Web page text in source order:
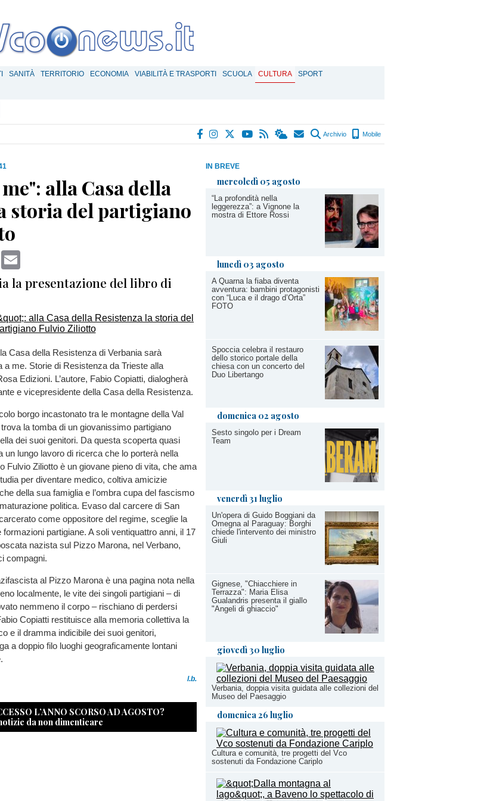
SANITÀ TERRITORIO ECONOMIA VIABILITÀ E TRASPORTI SCUOLA CULTURA
SPORT
Archivio Mobile
IN BREVE
mercoledì 05 agosto
“La profondità nella
leggerezza”: a Vignone la
mostra di Ettore Rossi
lunedì 03 agosto
A Quarna la fiaba diventa
avventura: bambini protagonisti
con “Luca e il drago d’Orta”
FOTO
Spoccia celebra il restauro
dello storico portale della
chiesa con un concerto del
Duo Libertango
domenica 02 agosto
Sesto singolo per i Dream
Team
venerdì 31 luglio
Un'opera di Guido Boggiani da
Omegna al Paraguay: Borghi
chiede l'intervento dei ministro
Giuli
Gignese, "Chiacchiere in
Terrazza": Maria Elisa
Gualandris presenta il giallo
"Angeli di ghiaccio"
giovedì 30 luglio
Verbania, doppia visita guidata alle collezioni del
Museo del Paesaggio
domenica 26 luglio
Cultura e comunità, tre progetti del Vco
sostenuti da Fondazione Cariplo
alla Casa della
storia del partigiano
WhatsApp
la presentazione del libro di
Casa della Resistenza di Verbania sarà
a me. Storie di Resistenza da Trieste alla
Edizioni. L’autore, Fabio Copiatti, dialogherà
e vicepresidente della Casa della Resistenza.
borgo incastonato tra le montagne della Val
la tomba di un giovanissimo partigiano
dei suoi genitori. Da questa scoperta quasi
un lungo lavoro di ricerca che lo porterà nella
Fulvio Ziliotto è un giovane pieno di vita, che ama
per diventare medico, coltiva amicizie
della sua famiglia e l’ombra cupa del fascismo
politica. Evaso dal carcere di San
come oppositore del regime, sceglie la
partigiane. A soli ventiquattro anni, il 17
nazista sul Pizzo Marona, nel Verbano,
compagni.
al Pizzo Marona è una pagina nota nella
localmente, le vite dei singoli partigiani – di
nemmeno il corpo – rischiano di perdersi
Copiatti restituisce alla memoria collettiva la
e il dramma indicibile dei suoi genitori,
a doppio filo luoghi geograficamente lontani
l.b.
L’ANNO SCORSO AD AGOSTO?
da non dimenticare